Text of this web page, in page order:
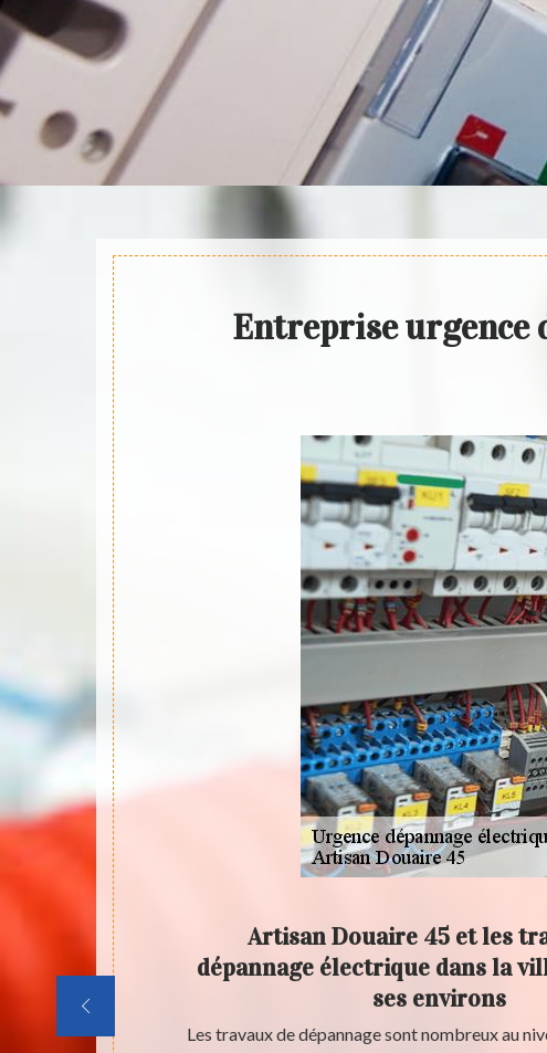
Entreprise urgence
Artisan Douaire 45 et les
dépannage électrique dans la
ses environs
Les travaux de dépannage sont nombreux au